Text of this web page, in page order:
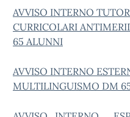
AVVISO INTERNO
CURRICOLARI
65 ALUNNI
AVVISO INTERNO
MULTILINGUISMO DM